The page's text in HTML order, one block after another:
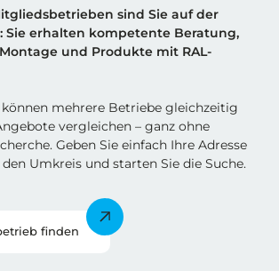
sind Sie auf der
Sie erhalten kompetente Beratung,
und Produkte mit RAL-
können mehrere Betriebe gleichzeitig
vergleichen – ganz ohne
Geben Sie einfach Ihre Adresse
Umkreis und starten Sie die Suche.
finden